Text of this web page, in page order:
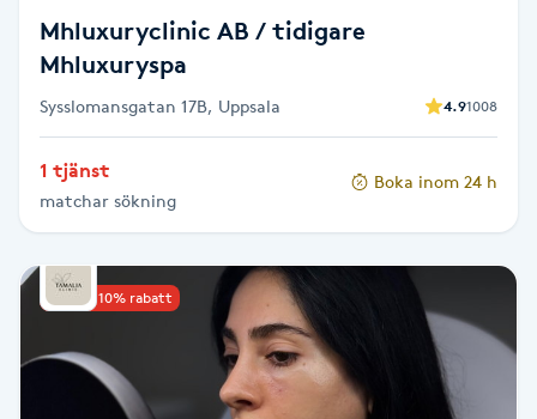
Fotvård
Fransar
Fransborttagning
Fransfärgning
Fransförlängning
Fransförlängning Megavolym
Mhluxuryclinic AB / tidigare
Mhluxuryspa
Sysslomansgatan 17B, Uppsala 4.91008
1 tjänst
matchar sökning
Boka inom 24 h
Upp till 10% rabatt